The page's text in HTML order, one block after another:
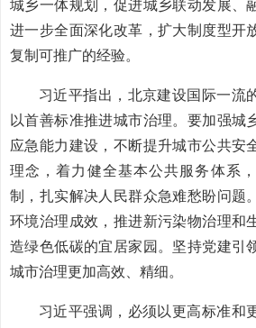
城乡一体规划，促进城乡联动发展、
进一步全面深化改革，扩大制度型开
复制可推广的经验。
习近平指出，北京建设国际一流
以首善标准推进城市治理。要加强城
应急能力建设，不断提升城市公共安
理念，着力健全基本公共服务体系
制，扎实解决人民群众急难愁盼问题
环境治理成效，推进新污染物治理和
造绿色低碳的宜居家园。坚持党建引
城市治理更加高效、精细。
习近平强调，必须以更高标准和